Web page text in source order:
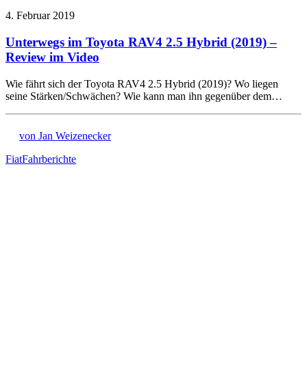
4. Februar 2019
Unterwegs im Toyota RAV4 2.5 Hybrid (2019) –
Review im Video
Wie fährt sich der Toyota RAV4 2.5 Hybrid (2019)? Wo liegen
seine Stärken/Schwächen? Wie kann man ihn gegenüber dem…
von Jan Weizenecker
FiatFahrberichte